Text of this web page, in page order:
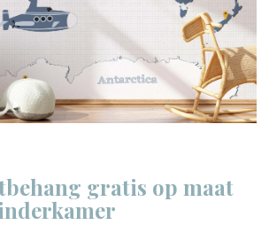
gratis op maat